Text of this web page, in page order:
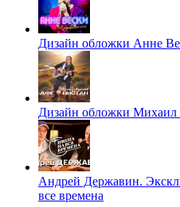
Дизайн обложки Анне
Дизайн обложки
Андрей Державин.
все времена